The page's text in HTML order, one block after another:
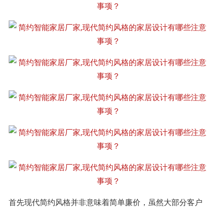
首先现代简约风格并非意味着简单廉价，虽然大部分客户